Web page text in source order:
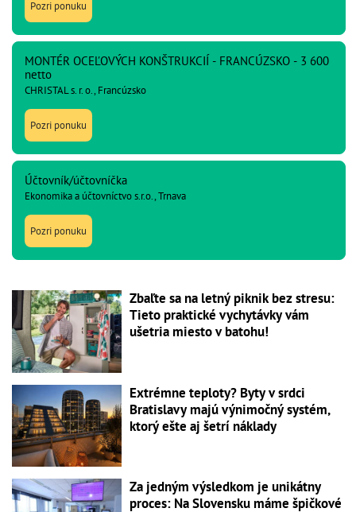
Pozri ponuku
MONTÉR OCEĽOVÝCH KONŠTRUKCIÍ - FRANCÚZSKO - 3 600
netto
CHRISTAL s. r. o., Francúzsko
Pozri ponuku
Účtovník/účtovníčka
Ekonomika a účtovníctvo s.r.o., Trnava
Pozri ponuku
Zbaľte sa na letný piknik bez stresu:
Tieto praktické vychytávky vám
ušetria miesto v batohu!
Extrémne teploty? Byty v srdci
Bratislavy majú výnimočný systém,
ktorý ešte aj šetrí náklady
Za jedným výsledkom je unikátny
proces: Na Slovensku máme špičkové